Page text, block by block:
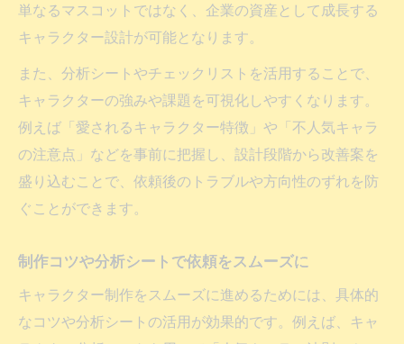
単なるマスコットではなく、企業の資産として成長する
キャラクター設計が可能となります。
また、分析シートやチェックリストを活用することで、
キャラクターの強みや課題を可視化しやすくなります。
例えば「愛されるキャラクター特徴」や「不人気キャラ
の注意点」などを事前に把握し、設計段階から改善案を
盛り込むことで、依頼後のトラブルや方向性のずれを防
ぐことができます。
制作コツや分析シートで依頼をスムーズに
キャラクター制作をスムーズに進めるためには、具体的
なコツや分析シートの活用が効果的です。例えば、キャ